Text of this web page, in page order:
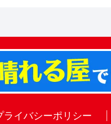
ライバシーポリシー